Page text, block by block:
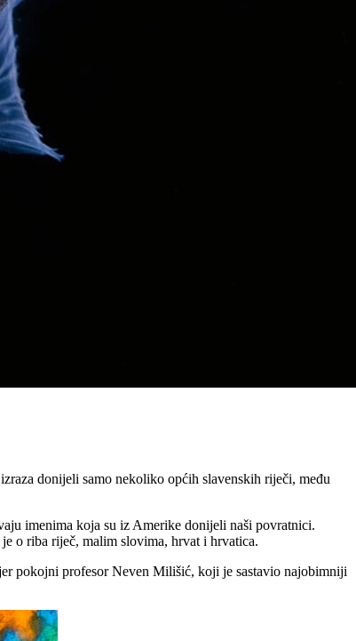
donijeli samo nekoliko općih slavenskih riječi, među
imenima koja su iz Amerike donijeli naši povratnici.
o riba riječ, malim slovima, hrvat i hrvatica.
pokojni profesor Neven Milišić, koji je sastavio najobimniji